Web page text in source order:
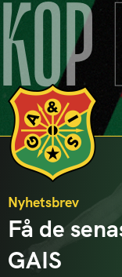
KÖP
Nyhetsbrev
Få de
GAIS